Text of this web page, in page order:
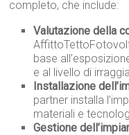
completo, che include:
Valutazione della
base
e al livello di
Installazione
partner installa
materiali e
Gestione